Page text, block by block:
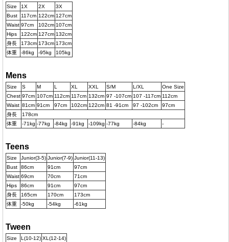
Size 1X 2X
3X
Bust
117cm 122cm 127cm
Waist 97cm 102cm 107cm
Hips
122cm 127cm 132cm
身長
173cm 173cm 173cm
体重
-86kg -95kg 105kg
Mens
Size S M L XL XXL S/M L/XL
One Size
Chest 97cm 107cm 112cm 117cm 132cm 97 -107cm 107 -117cm 112cm
Waist 81cm 91cm 97cm 102cm 122cm 81 -91cm 97 -102cm
97cm
身長
178cm
体重
-71kg -77kg -84kg -91kg -109kg -77kg -84kg -
Teens
Size Junior(3-5) Junior(7-9) Junior(11-13)
Bust
86cm 91cm
97cm
Waist 69cm 70cm
71cm
Hips
86cm 91cm
97cm
身長
165cm 170cm
173cm
体重
-50kg -54kg -61kg
Tween
Size L(10-12) XL(12-14)